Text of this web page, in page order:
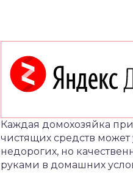
Каждая домохозяйка
чистящих средств
недорогих, но
руками в домашних